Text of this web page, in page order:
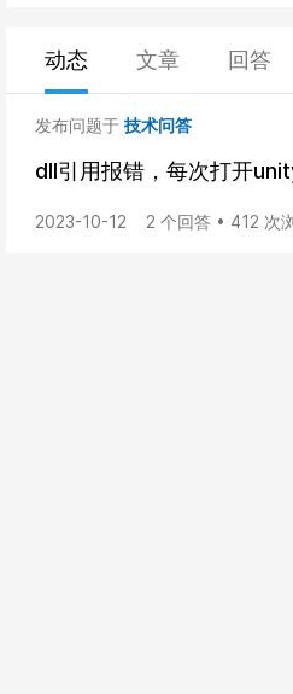
动态 文章 回答
发布问题于 技术问答
dll引用报错，每次打开
2023-10-12 2 个回答 • 412 次